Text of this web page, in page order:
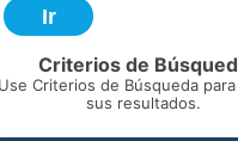
Criterios de
Use Criterios de Búsqueda
sus resultados.